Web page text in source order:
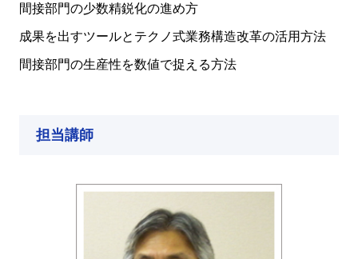
間接部門の少数精鋭化の進め方
成果を出すツールとテクノ式業務構造改革の活用方法
間接部門の生産性を数値で捉える方法
担当講師